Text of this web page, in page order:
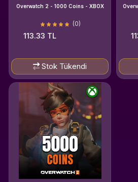
Overwatch 2 - 1000 Coins - XBOX
(0)
113.33 TL
Stok Tükendi